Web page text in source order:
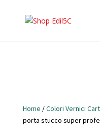
Home /Colori Vernici
porta stucco super